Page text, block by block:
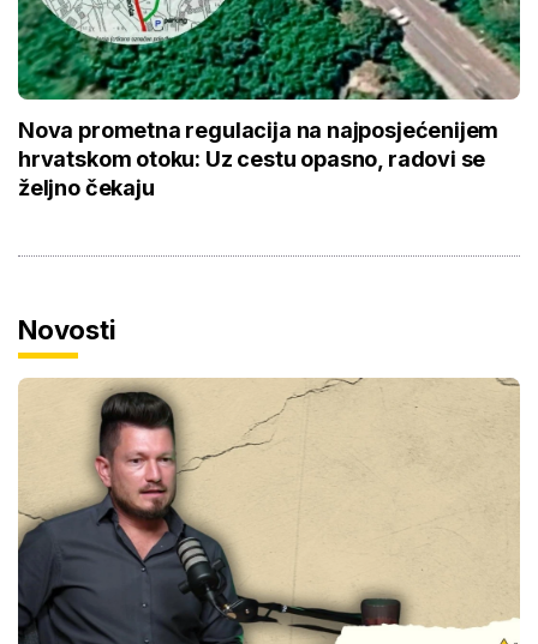
Nova prometna regulacija na najposjećenijem
hrvatskom otoku: Uz cestu opasno, radovi se
željno čekaju
Novosti